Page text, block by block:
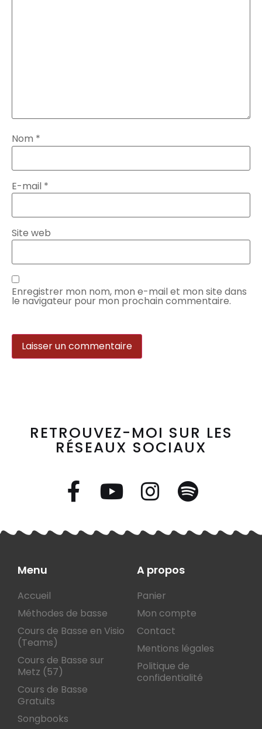
Nom *
E-mail *
Site web
Enregistrer mon nom, mon e-mail et mon site dans
le navigateur pour mon prochain commentaire.
RETROUVEZ-MOI SUR LES
RÉSEAUX SOCIAUX
Menu
Accueil
Méthodes de basse
Cours de Basse en Visio
(Teams)
Cours de Basse sur
Metz (57)
Cours de Basse
Gratuits
Songbooks
A propos
Panier
Mon compte
Contact
Mentions légales
Politique de
confidentialité